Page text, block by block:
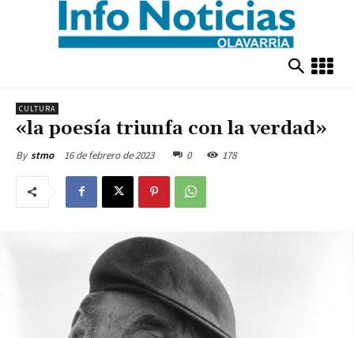
CULTURA
«la poesía triunfa con la verdad»
By stmo 16 de febrero de 2023 0 178